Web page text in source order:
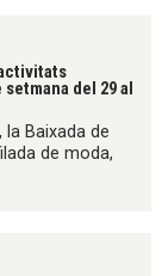
del 29 al
la Baixada de
de moda,